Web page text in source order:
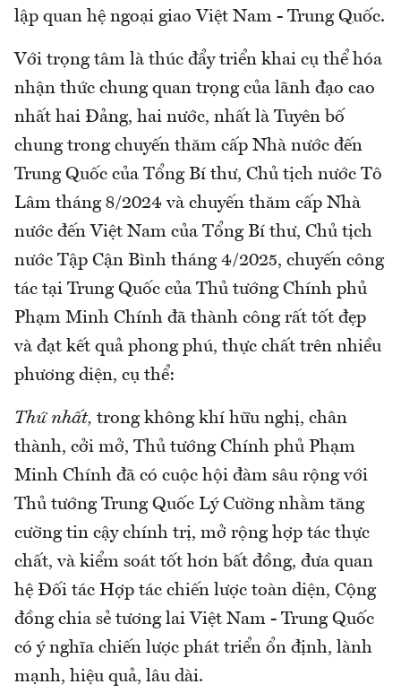
lập quan hệ ngoại giao Việt Nam - Trung Quốc.
Với trọng tâm là thúc đẩy triển khai cụ thể hóa
nhận thức chung quan trọng của lãnh đạo cao
nhất hai Đảng, hai nước, nhất là Tuyên bố
chung trong chuyến thăm cấp Nhà nước đến
Trung Quốc của Tổng Bí thư, Chủ tịch nước Tô
Lâm tháng 8/2024 và chuyến thăm cấp Nhà
nước đến Việt Nam của Tổng Bí thư, Chủ tịch
nước Tập Cận Bình tháng 4/2025, chuyến công
tác tại Trung Quốc của Thủ tướng Chính phủ
Phạm Minh Chính đã thành công rất tốt đẹp
và đạt kết quả phong phú, thực chất trên nhiều
phương diện, cụ thể:
Thứ nhất, trong không khí hữu nghị, chân
thành, cởi mở, Thủ tướng Chính phủ Phạm
Minh Chính đã có cuộc hội đàm sâu rộng với
Thủ tướng Trung Quốc Lý Cường nhằm tăng
cường tin cậy chính trị, mở rộng hợp tác thực
chất, và kiểm soát tốt hơn bất đồng, đưa quan
hệ Đối tác Hợp tác chiến lược toàn diện, Cộng
đồng chia sẻ tương lai Việt Nam - Trung Quốc
có ý nghĩa chiến lược phát triển ổn định, lành
mạnh, hiệu quả, lâu dài.